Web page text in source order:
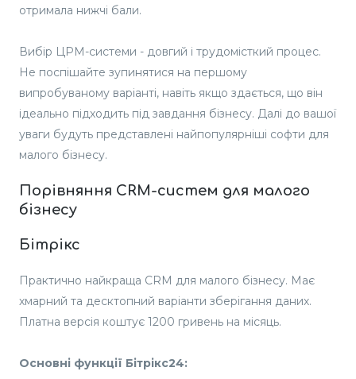
отримала нижчі бали.
Вибір ЦРМ-системи - довгий і трудомісткий процес.
Не поспішайте зупинятися на першому
випробуваному варіанті, навіть якщо здається, що він
ідеально підходить під завдання бізнесу. Далі до вашої
уваги будуть представлені найпопулярніші софти для
малого бізнесу.
Порівняння CRM-систем для малого
бізнесу
Бітрікс
Практично найкраща CRM для малого бізнесу. Має
хмарний та десктопний варіанти зберігання даних.
Платна версія коштує 1200 гривень на місяць.
Основні функції Бітрікс24: